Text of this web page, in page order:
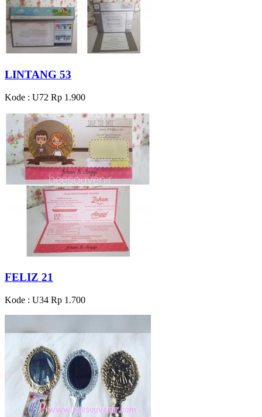
LINTANG 53
Kode : U72 Rp 1.900
FELIZ 21
Kode : U34 Rp 1.700